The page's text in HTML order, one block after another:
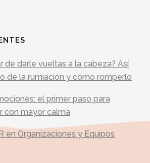
de darle vueltas a la cabeza? Así
de la rumiación y cómo romperlo
el primer paso para
con mayor calma
en Organizaciones y Equipos